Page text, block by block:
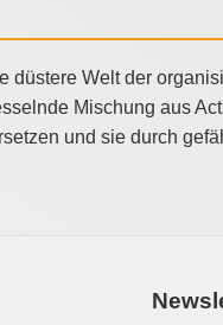
düstere Welt der
Mischung aus
und sie durch